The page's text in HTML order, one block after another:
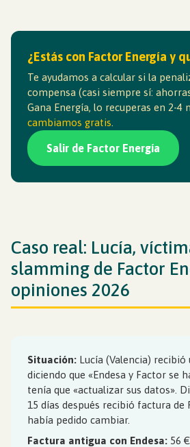
¿Estás con Factor Energía y
Te ayudamos a calcular si la
compensa (casi siempre sí:
Gana Energía, lo recuperas en 2-4
cambiamos gratis
Salir de Factor Energía
Caso real: Lucía,
slamming de Factor
opiniones 2026
Situación: Lucía (Valencia) recibió
diciendo que «Endesa y Factor se
tenía que «actualizar sus datos».
15 días después recibió factura de
había pedido cambiar.
Factura antigua con Endesa: 56